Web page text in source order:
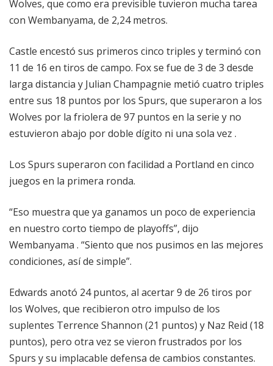
Wolves, que como era previsible tuvieron mucha tarea
con Wembanyama, de 2,24 metros.
Castle encestó sus primeros cinco triples y terminó con
11 de 16 en tiros de campo. Fox se fue de 3 de 3 desde
larga distancia y Julian Champagnie metió cuatro triples
entre sus 18 puntos por los Spurs, que superaron a los
Wolves por la friolera de 97 puntos en la serie y no
estuvieron abajo por doble dígito ni una sola vez .
Los Spurs superaron con facilidad a Portland en cinco
juegos en la primera ronda.
“Eso muestra que ya ganamos un poco de experiencia
en nuestro corto tiempo de playoffs”, dijo
Wembanyama . “Siento que nos pusimos en las mejores
condiciones, así de simple”.
Edwards anotó 24 puntos, al acertar 9 de 26 tiros por
los Wolves, que recibieron otro impulso de los
suplentes Terrence Shannon (21 puntos) y Naz Reid (18
puntos), pero otra vez se vieron frustrados por los
Spurs y su implacable defensa de cambios constantes.